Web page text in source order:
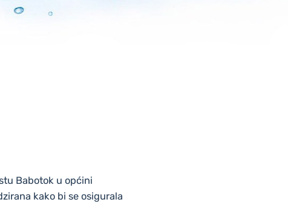
Babotok u općini
kako bi se osigurala